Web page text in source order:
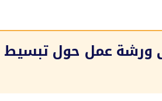
ورشة عمل حول تبسيط